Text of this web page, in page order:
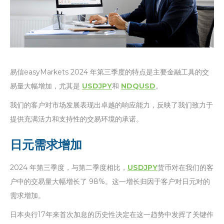
易信easyMarkets 2024 年第三季度的特点是主要金融工具的交
易量大幅增加，尤其是 USDJPY和 NDQUSD。
我们的客户对市场发展表现出卓越的响应能力，反映了我们致力于
提供充满活力和支持性的交易环境的承诺。
日元需求增加
2024 年第三季度，与第二季度相比， USDJPY货币对在我们的客
户中的交易量大幅增长了 98%。这一增长归因于客户对日元对的
需求增加。
日本央行17年来首次加息的历史性决定在这一趋势中发挥了关键作